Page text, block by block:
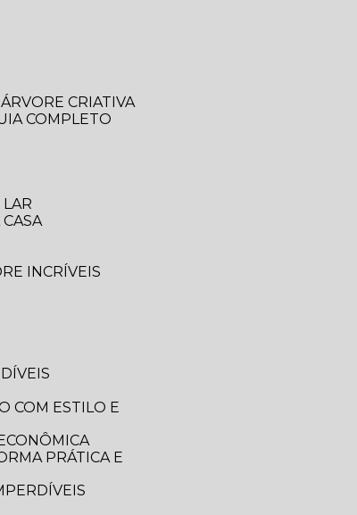
CRIATIVA
COMPLETO
INCRÍVEIS